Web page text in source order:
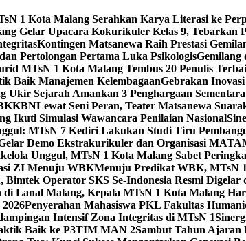
1 Kota Malang Serahkan Karya Literasi ke
Gelar Upacara Kokurikuler Kelas 9, Tebarkan
Kontingen Matsanewa Raih Prestasi
Pertolongan Pertama Luka PsikologisGemilang
MTsN 1 Kota Malang Tembus 20 Penulis
Baik Manajemen KelembagaanGebrakan
Sejarah Amankan 3 Penghargaan
Lewat Seni Peran, Teater Matsanewa
Ikuti Simulasi Wawancara Penilaian Nasional
MTsN 7 Kediri Lakukan Studi Tiru
Demo Ekstrakurikuler dan Organisasi
Unggul, MTsN 1 Kota Malang Sabet
ZI Menuju WBKMenuju Predikat WBK, MTsN
Operator SKS Se-Indonesia Resmi
di Lanal Malang, Kepala MTsN 1 Kota Malang
Penyerahan Mahasiswa PKL Fakultas
Intensif Zona Integritas di MTsN 1
Baik ke P3TIM MAN 2Sambut Tahun Ajaran